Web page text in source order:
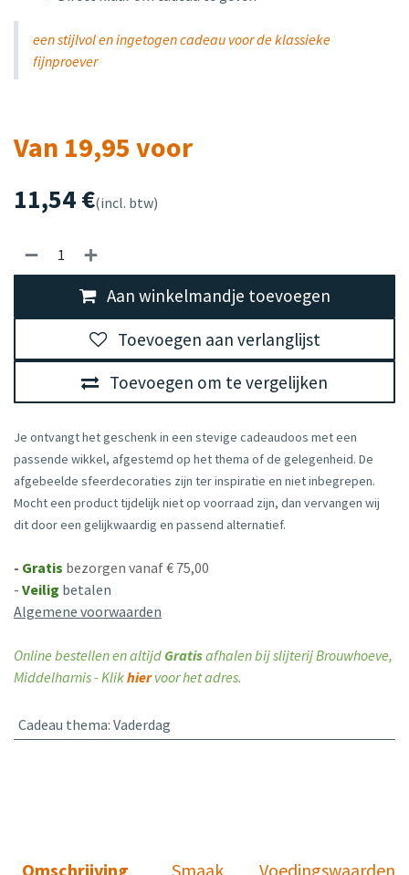
een stijlvol en ingetogen cadeau voor de klassieke
fijnproever
Van 19,95 voor
11,54€(incl. btw)
Aan winkelmandje toevoegen
Toevoegen om te vergelijken
Toevoegen aan verlanglijst
Je ontvangt het geschenk in een stevige cadeaudoos met een
passende wikkel, afgestemd op het thema of de gelegenheid. De
afgebeelde sfeerdecoraties zijn ter inspiratie en niet inbegrepen.
Mocht een product tijdelijk niet op voorraad zijn, dan vervangen wij
dit door een gelijkwaardig en passend alternatief.
- Gratis bezorgen vanaf € 75,00
- Veilig betalen
Algemene voorwaarden
Online bestellen en altijd Gratisafhalen bij slijterij Brouwhoeve,
Middelharnis - Klikhiervoor het adres.
Cadeau thema: Vaderdag
Omschrijving Smaak Voedingswaarden